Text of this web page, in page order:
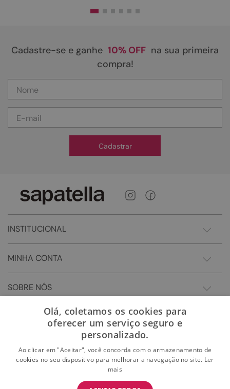
Cadastre-se e ganhe 10% OFF na sua primeira
compra!
Cadastrar
INSTITUCIONAL
MINHA CONTA
SOBRE NÓS
Olá, coletamos os cookies para
oferecer um serviço seguro e
personalizado.
Ao clicar em "Aceitar", você concorda com o armazenamento de
cookies no seu dispositivo para melhorar a navegação no site. Ler
mais